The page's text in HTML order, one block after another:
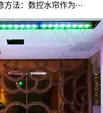
法：数控水帘作为···